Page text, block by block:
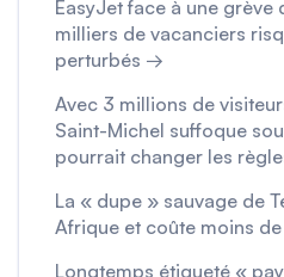
EasyJet face à une grève
milliers de vacanciers
perturbés →
Avec 3 millions de
Saint-Michel suffoque
pourrait changer les
La « dupe » sauvage de
Afrique et coûte moins
Longtemps étiqueté «